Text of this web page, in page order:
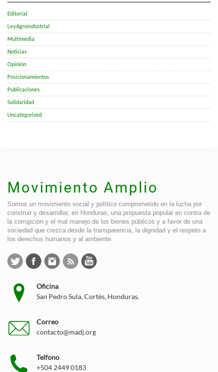
Editorial
LeyAgroindustrial
Multimedia
Noticias
Opinión
Posicionamientos
Publicaciones
Solidaridad
Uncategorized
Movimiento Amplio
Somos un movimiento social y político comprometido en la lucha por
construir y desarrollar, en Honduras, una propuesta popular en contra de
la corrupción y el mal manejo de los bienes públicos y a favor de una
sociedad que crezca desde la transparencia, la dignidad y el respeto a
los derechos humanos y al ambiente.
Oficina
San Pedro Sula, Cortés, Honduras.
Correo
contacto@madj.org
Telfono
+504 2449 0183